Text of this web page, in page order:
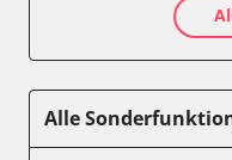
Feststellbremse
Getriebesteuerung
Kombiinstrument
Alle